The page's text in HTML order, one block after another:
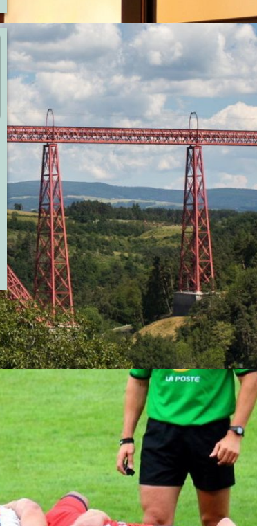
Le Cantal et le Tour de France,
un longue histoire
Les 13 et 14 juillet 2026, le Tour de
France passera une nouvelle fois dans
le Cantal, suite d'une belle et longue...
Fleur, le chamois qui voulait
vivre avec les humains
Fin avril 2025, une femelle chamois
avait quasiment élu domicile au coeur
du village cantalien de...